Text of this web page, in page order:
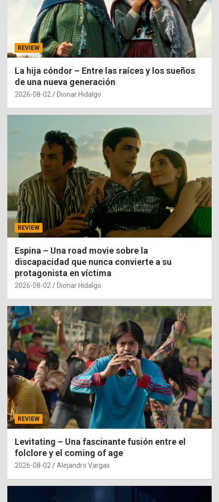
REVIEW
La hija cóndor – Entre las raíces y los sueños
de una nueva generación
2026-08-02 Dionar Hidalgo
REVIEW
Espina – Una road movie sobre la
discapacidad que nunca convierte a su
protagonista en víctima
2026-08-02 Dionar Hidalgo
REVIEW
Levitating – Una fascinante fusión entre el
folclore y el coming of age
2026-08-02 Alejandro Vargas